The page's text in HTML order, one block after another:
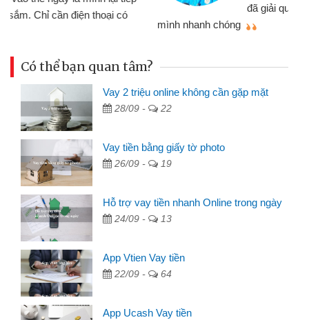
đã giải quyết được công việc của
Có thể bạn quan tâm?
Vay 2 triệu online không cần gặp mặt
28/09 - 22
Vay tiền bằng giấy tờ photo
26/09 - 19
Hỗ trợ vay tiền nhanh Online trong ngày
24/09 - 13
App Vtien Vay tiền
22/09 - 64
App Ucash Vay tiền